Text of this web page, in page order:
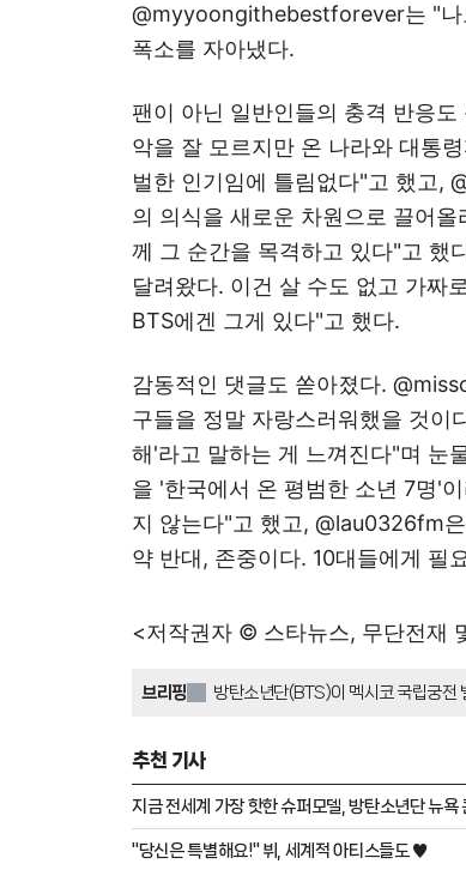
@myyoongithebestforever는 "나
폭소를 자아냈다.
팬이 아닌 일반인들의 충격 반응
악을 잘 모르지만 온 나라와 대통
벌한 인기임에 틀림없다"고 했고,
의 의식을 새로운 차원으로 끌어
께 그 순간을 목격하고 있다"고 했
달려왔다. 이건 살 수도 없고 가짜
BTS에겐 그게 있다"고 했다.
감동적인 댓글도 쏟아졌다.
구들을 정말 자랑스러워했을 것이
해'라고 말하는 게 느껴진다"며 눈
을 '한국에서 온 평범한 소년 7명'
지 않는다"고 했고, @lau0326fm
약 반대, 존중이다. 10대들에게 필
<저작권자 © 스타뉴스, 무단전재
브리핑
방탄소년단(BTS)이 멕시코 국립궁전
추천 기사
지금 전세계 가장 핫한 슈퍼모델, 방탄소년단 뉴
"당신은 특별해요!" 뷔, 세계적 아티스들도 ♥